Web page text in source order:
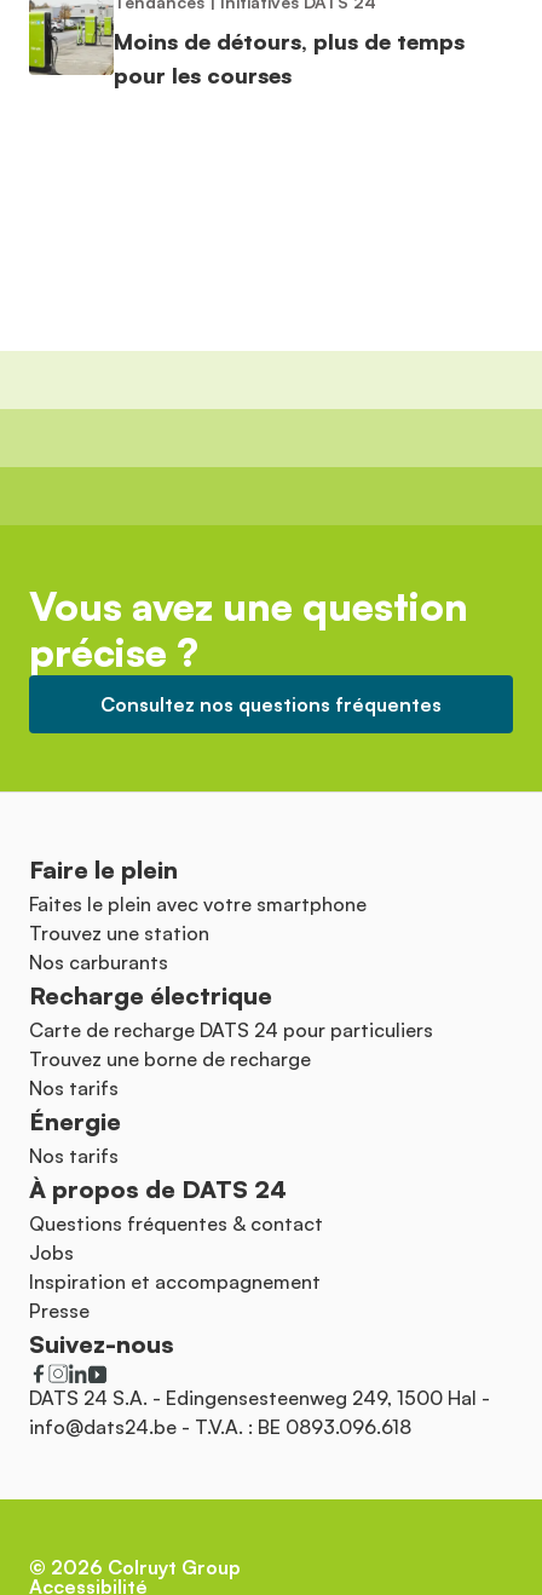
Moins de détours, plus de temps
pour les courses
Vous avez une question
précise ?
Consultez nos questions fréquentes
Faire le plein
Faites le plein avec votre smartphone
Trouvez une station
Nos carburants
Recharge électrique
Carte de recharge DATS 24 pour particuliers
Trouvez une borne de recharge
Nos tarifs
Énergie
Nos tarifs
À propos de DATS 24
Questions fréquentes & contact
Jobs
Inspiration et accompagnement
Presse
Suivez-nous
DATS 24 S.A. - Edingensesteenweg 249, 1500 Hal -
info@dats24.be - T.V.A. : BE 0893.096.618
© 2026 Colruyt Group
Accessibilité